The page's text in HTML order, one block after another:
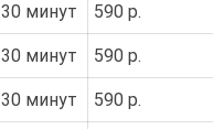
30 минут 590 р.
30 минут 590 р.
30 минут 590 р.